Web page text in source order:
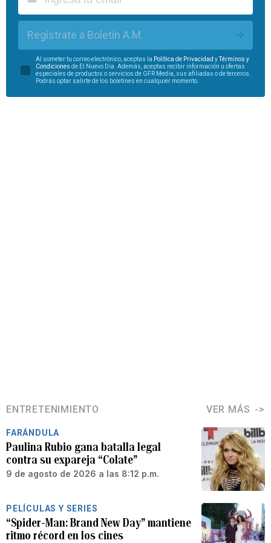
Regístrate a Boletín A.M.
Al someter tu correo electrónico, aceptas la Política de Privacidad yTérminos y
Condiciones de El Nuevo Día. Además, aceptas recibir información u ofertas
especiales de productos o servicios de GFR Media, sus afiliadas o de terceros.
Podrás optar salirte de los boletines en cualquier momento.
ENTRETENIMIENTO VER MÁS
FARÁNDULA
Paulina Rubio gana batalla legal
contra su expareja “Colate”
9 de agosto de 2026 a las 8:12 p.m.
PELÍCULAS Y SERIES
“Spider-Man: Brand New Day” mantiene
ritmo récord en los cines